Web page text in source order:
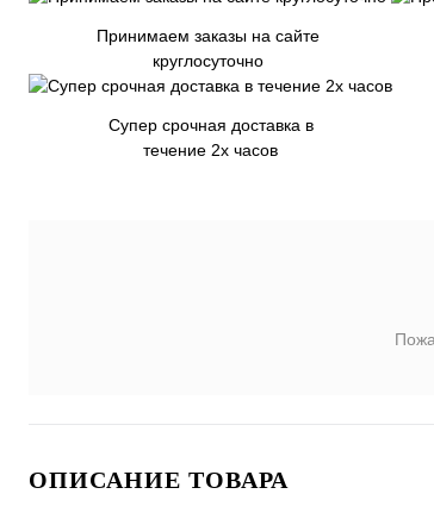
Принимаем заказы на сайте
круглосуточно
Супер срочная доставка в
течение 2х часов
ОПИСАНИЕ ТОВАРА